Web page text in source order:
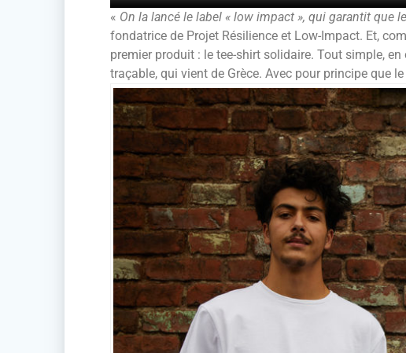
« On la lancé le label « low impact », qui garantit que
fondatrice de Projet Résilience et Low-Impact. Et,
premier produit : le tee-shirt solidaire. Tout simple,
traçable, qui vient de Grèce. Avec pour principe que